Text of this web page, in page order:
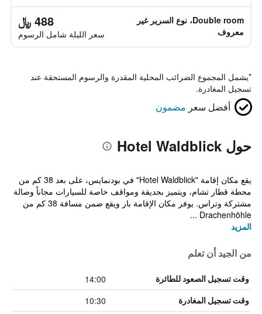
Double room، نوع السرير غير
معروف
488 ﷼
سعر الليلة شامل الرسوم
*يشمل المجموع الضرائب المحلية المقدرة والرسوم المستحقة عند
تسجيل المغادرة.
أفضل سعر مضمون
حول Hotel Waldblick
يقع مكان إقامة "Hotel Waldblick" في بودنمايس، على بعد 38 كم من
محطة قطار تشام، ويتميز بحديقة ومواقف خاصة للسيارات مجاناً وصالة
مشتركة وتراس. يوفر مكان الإقامة بار ويقع ضمن مسافة 38 كم من
Drachenhöhle ...
المزيد
من الجيد أن تعلم
وقت تسجيل الصعود للطائرة 14:00
وقت تسجيل المغادرة 10:30